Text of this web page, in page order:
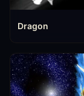
Dragon